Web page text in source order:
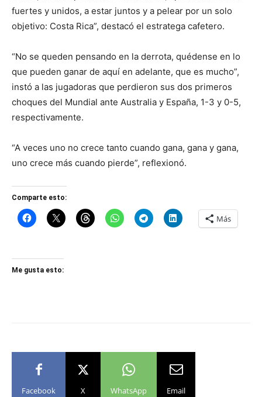
fuertes y unidos, a estar juntos y a pelear por un solo
objetivo: Costa Rica”, destacó el estratega cafetero.
“No se queden pensando en la derrota, quédense en lo
que pueden ganar de aquí en adelante, que es mucho”,
instó a las jugadoras que perdieron sus dos primeros
choques del Mundial ante Australia y España, 1-3 y 0-5,
respectivamente.
“A veces uno no crece tanto cuando gana, gana y gana,
uno crece más cuando pierde”, reflexionó.
Comparte esto:
Más
Me gusta esto:
Facebook X WhatsApp Email